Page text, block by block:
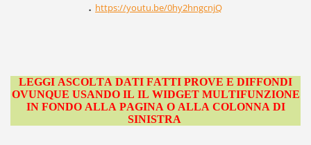
. https://youtu.be/0hy2hngcnjQ
LEGGI ASCOLTA DATI FATTI PROVE E DIFFONDI
OVUNQUE USANDO IL IL WIDGET MULTIFUNZIONE
IN FONDO ALLA PAGINA O ALLA COLONNA DI
SINISTRA